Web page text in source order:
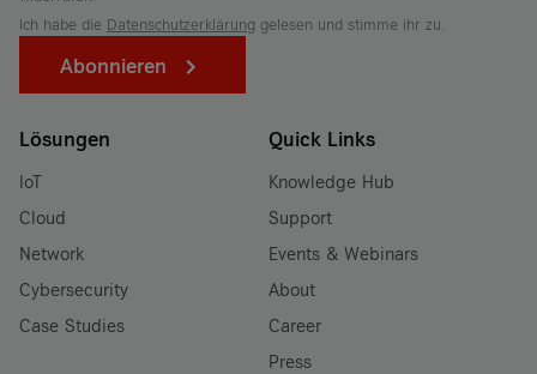
Ich habe die Datenschutzerklärung gelesen und stimme ihr zu.
Abonnieren
Lösungen
IoT
Cloud
Network
Cybersecurity
Case Studies
Quick Links
Knowledge Hub
Support
Events & Webinars
About
Career
Press